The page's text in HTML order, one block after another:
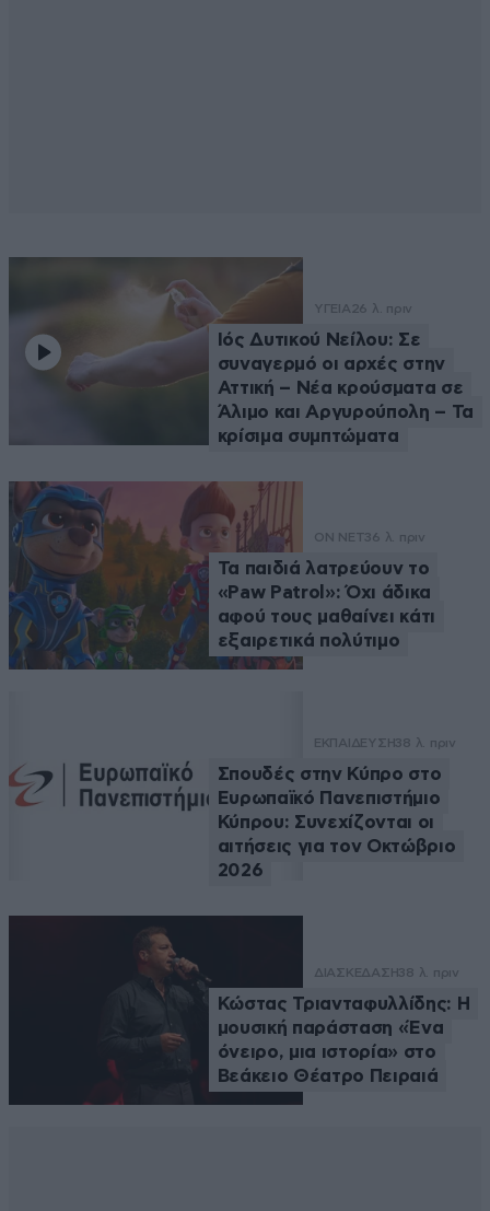
ΥΓΕΙΑ 26 λ. πριν
Ιός Δυτικού Νείλου: Σε
συναγερμό οι αρχές στην
Αττική – Νέα κρούσματα σε
Άλιμο και Αργυρούπολη – Τα
κρίσιμα συμπτώματα
ON NET36 λ. πριν
Τα παιδιά λατρεύουν το
«Paw Patrol»: Όχι άδικα
αφού τους μαθαίνει κάτι
εξαιρετικά πολύτιμο
ΕΚΠΑΙΔΕΥΣΗ38 λ. πριν
Σπουδές στην Κύπρο στο
Ευρωπαϊκό Πανεπιστήμιο
Κύπρου: Συνεχίζονται οι
αιτήσεις για τον Οκτώβριο
2026
ΔΙΑΣΚΕΔΑΣΗ38 λ. πριν
Κώστας Τριανταφυλλίδης: Η
μουσική παράσταση «Ένα
όνειρο, μια ιστορία» στο
Βεάκειο Θέατρο Πειραιά